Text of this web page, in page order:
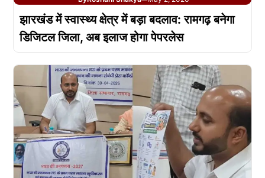
झारखंड में स्वास्थ्य क्षेत्र में बड़ा बदलाव: रामगढ़ बनेगा
डिजिटल जिला, अब इलाज होगा पेपरलेस